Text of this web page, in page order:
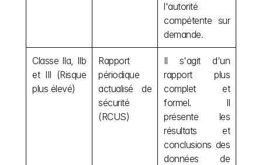
l'autorité
compétente sur
demande.
Classe IIa, IIb
et III (Risque
plus élevé)
Rapport
périodique
actualisé de
sécurité
(RCUS)
Il s'agit d'un
rapport plus
complet et
formel. Il
présente les
résultats et
conclusions des
données de